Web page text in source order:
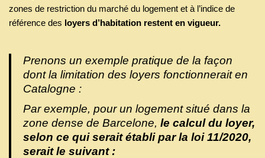
zones de restriction du marché du logement et à l’indice de
référence des loyers d’habitation restent en vigueur.
Prenons un exemple pratique de la façon
dont la limitation des loyers fonctionnerait en
Catalogne :
Par exemple, pour un logement situé dans la
zone dense de Barcelone, le calcul du loyer,
selon ce qui serait établi par la loi 11/2020,
serait le suivant :